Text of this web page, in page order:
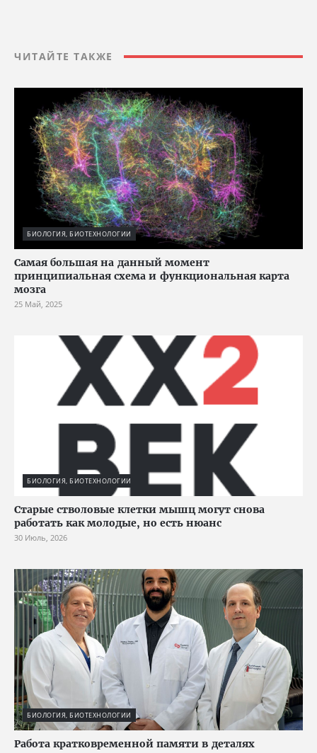
ЧИТАЙТЕ ТАКЖЕ
БИОЛОГИЯ, БИОТЕХНОЛОГИИ
Cамая большая на данный момент
принципиальная схема и функциональная карта
мозга
25 Май, 2025
БИОЛОГИЯ, БИОТЕХНОЛОГИИ
Старые стволовые клетки мышц могут снова
работать как молодые, но есть нюанс
30 Июль, 2026
БИОЛОГИЯ, БИОТЕХНОЛОГИИ
Работа кратковременной памяти в деталях